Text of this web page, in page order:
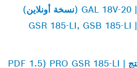
دليل الإرشادات | GSR 185-LI, GSB 185-LI
نشرة بيانات المنتج | PRO GSR 185-LI (PDF 1.5